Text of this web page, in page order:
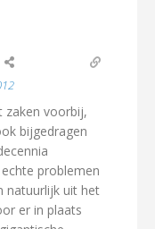
zaken voorbij,
bijgedragen
problemen
natuurlijk uit het
er in plaats